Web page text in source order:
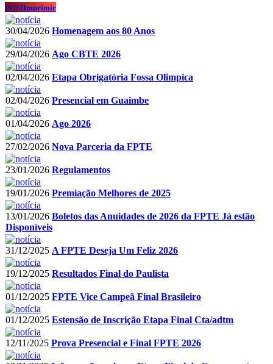
printImprimir
30/04/2026 Homenagem aos 80 Anos
29/04/2026 Ago CBTE 2026
02/04/2026 Etapa Obrigatória Fossa Olimpica
02/04/2026 Presencial em Guaimbe
01/04/2026 Ago 2026
27/02/2026 Nova Parceria da FPTE
23/01/2026 Regulamentos
19/01/2026 Premiação Melhores de 2025
13/01/2026 Boletos das Anuidades de 2026 da FPTE Já estão
Disponíveis
31/12/2025 A FPTE Deseja Um Feliz 2026
19/12/2025 Resultados Final do Paulista
01/12/2025 FPTE Vice Campeã Final Brasileiro
01/12/2025 Estensão de Inscrição Etapa Final Cta/adtm
12/11/2025 Prova Presencial e Final FPTE 2026